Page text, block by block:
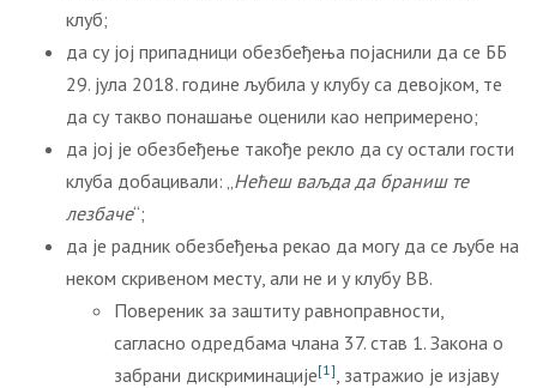
клуб;
да су јој припадници обезбеђења појаснили да се ББ
29. јула 2018. године љубила у клубу са девојком, те
да су такво понашање оценили као непримерено;
да јој је обезбеђење такође рекло да су остали гости
клуба добацивали: „Нећеш ваљда да браниш те
лезбаче“;
да је радник обезбеђења рекао да могу да се љубе на
неком скривеном месту, али не и у клубу ВВ.
Повереник за заштиту равноправности,
сагласно одредбама члана 37. став 1. Закона о
забрани дискриминације[1], затражио је изјаву